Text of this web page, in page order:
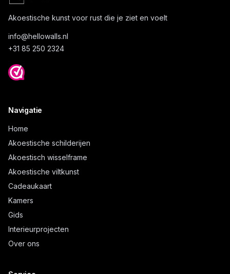
Akoestische kunst voor rust die je ziet en voelt
info@hellowalls.nl
+31 85 250 2324
Navigatie
Home
Akoestische schilderijen
Akoestisch wisselframe
Akoestische viltkunst
Cadeaukaart
Kamers
Gids
Interieurprojecten
Over ons